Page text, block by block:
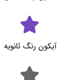
آیکون رنگ ثانویه